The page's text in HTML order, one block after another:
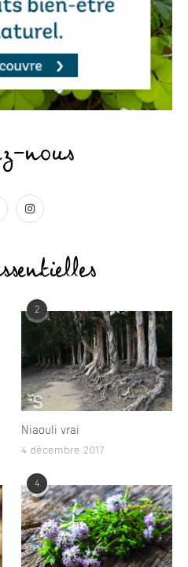
nous
2
Niaouli vrai
4 décembre 2017
4